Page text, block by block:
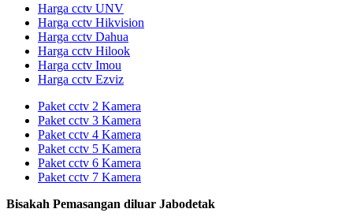
Harga cctv UNV
Harga cctv Hikvision
Harga cctv Dahua
Harga cctv Hilook
Harga cctv Imou
Harga cctv Ezviz
Paket cctv 2 Kamera
Paket cctv 3 Kamera
Paket cctv 4 Kamera
Paket cctv 5 Kamera
Paket cctv 6 Kamera
Paket cctv 7 Kamera
Bisakah Pemasangan diluar Jabodetak